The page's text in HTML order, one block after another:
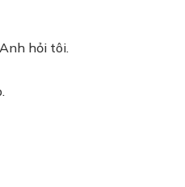
hỏi tôi.